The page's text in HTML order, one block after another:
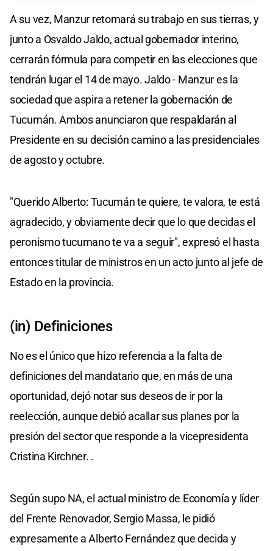
A su vez, Manzur retomará su trabajo en sus tierras, y
junto a Osvaldo Jaldo, actual gobernador interino,
cerrarán fórmula para competir en las elecciones que
tendrán lugar el 14 de mayo. Jaldo - Manzur es la
sociedad que aspira a retener la gobernación de
Tucumán. Ambos anunciaron que respaldarán al
Presidente en su decisión camino a las presidenciales
de agosto y octubre.
"Querido Alberto: Tucumán te quiere, te valora, te está
agradecido, y obviamente decir que lo que decidas el
peronismo tucumano te va a seguir", expresó el hasta
entonces titular de ministros en un acto junto al jefe de
Estado en la provincia.
(in) Definiciones
No es el único que hizo referencia a la falta de
definiciones del mandatario que, en más de una
oportunidad, dejó notar sus deseos de ir por la
reelección, aunque debió acallar sus planes por la
presión del sector que responde a la vicepresidenta
Cristina Kirchner. .
Según supo NA, el actual ministro de Economía y líder
del Frente Renovador, Sergio Massa, le pidió
expresamente a Alberto Fernández que decida y